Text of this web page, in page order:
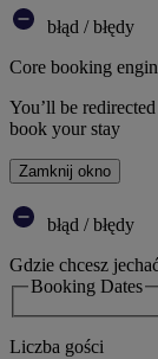
błąd / błędy
Core booking
You’ll be
book your stay
Zamknij okno
błąd / błędy
Gdzie chcesz
Booking Dates
Liczba gości